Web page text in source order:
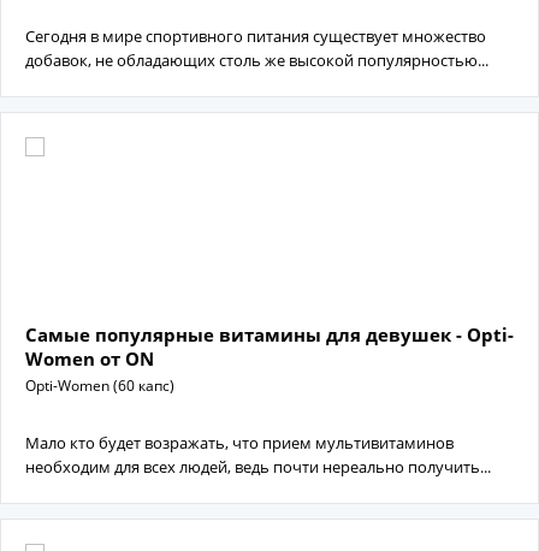
Сегодня в мире спортивного питания существует множество
добавок, не обладающих столь же высокой популярностью...
Самые популярные витамины для девушек - Opti-
Women от ON
Opti-Women (60 капс)
Мало кто будет возражать, что прием мультивитаминов
необходим для всех людей, ведь почти нереально получить...